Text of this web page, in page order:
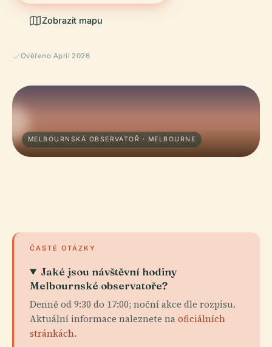
Zobrazit mapu
Ověřeno April 2026
MELBOURNSKÁ OBSERVATOŘ · MELBOURNE
ČASTÉ OTÁZKY
Jaké jsou návštěvní hodiny
Melbournské observatoře?
Denně od 9:30 do 17:00; noční akce dle rozpisu.
Aktuální informace naleznete naoficiálních
stránkách.